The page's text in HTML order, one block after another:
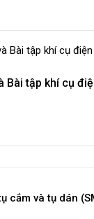
Bài tập khí cụ
cắm và tụ dán